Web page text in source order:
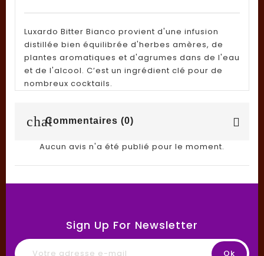
Luxardo Bitter Bianco provient d'une infusion
distillée bien équilibrée d'herbes amères, de
plantes aromatiques et d'agrumes dans de l'eau
et de l'alcool. C’est un ingrédient clé pour de
nombreux cocktails.
chatCommentaires (0)
Aucun avis n'a été publié pour le moment.
Sign Up For Newsletter